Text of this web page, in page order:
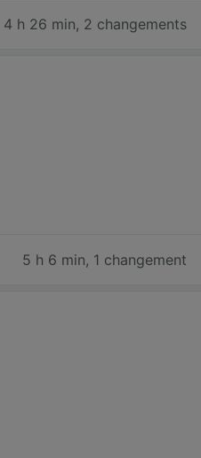
4 h 26 min, 2 changements
5 h 6 min, 1 changement